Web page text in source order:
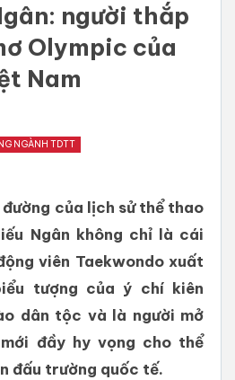
người thắp
Olympic của
Nam
NGÀNH TDTT
của lịch sử thể thao
Ngân không chỉ là cái
viên Taekwondo xuất
tượng của ý chí kiên
dân tộc và là người mở
đầy hy vọng cho thể
đấu trường quốc tế.